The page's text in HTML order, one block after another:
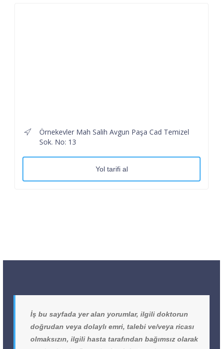
Örnekevler Mah Salih Avgun Paşa Cad Temizel
Sok. No: 13
Yol tarifi al
İş bu sayfada yer alan yorumlar, ilgili doktorun
doğrudan veya dolaylı emri, talebi ve/veya ricası
olmaksızın, ilgili hasta tarafından bağımsız olarak